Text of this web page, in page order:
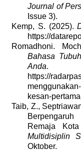
Journal of
Issue 3).
Kemp, S. (2025).
https://
Romadhoni.
Bahasa
Anda.
https://
kesan-
Taib, Z.,
Remaja
Multidisiplin
Oktober.